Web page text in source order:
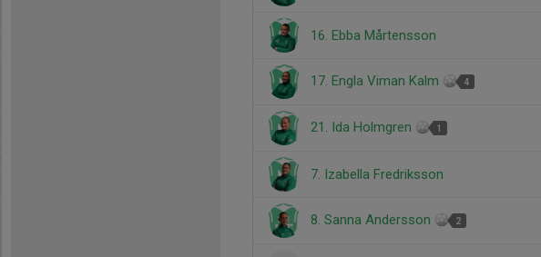
16. Ebba Mårtensson
17. Engla Viman Kalm 4
21. Ida Holmgren 1
7. Izabella Fredriksson
8. Sanna Andersson 2